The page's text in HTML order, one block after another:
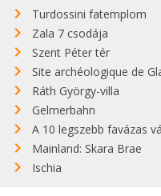
Turdossini fatemplom
Zala 7 csodája
Szent Péter tér
Site archéologique de
Ráth György-villa
Gelmerbahn
A 10 legszebb favázas
Mainland: Skara Brae
Ischia